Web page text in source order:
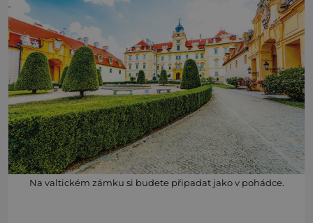
Na valtickém zámku si budete připadat jako v pohádce.